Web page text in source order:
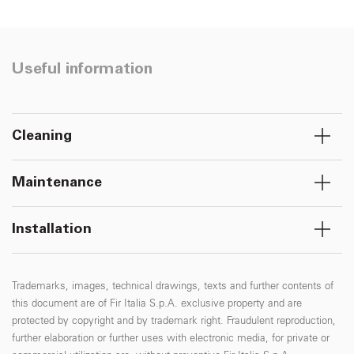
Useful information
Cleaning
Maintenance
Installation
Trademarks, images, technical drawings, texts and further contents of
this document are of Fir Italia S.p.A. exclusive property and are
protected by copyright and by trademark right. Fraudulent reproduction,
further elaboration or further uses with electronic media, for private or